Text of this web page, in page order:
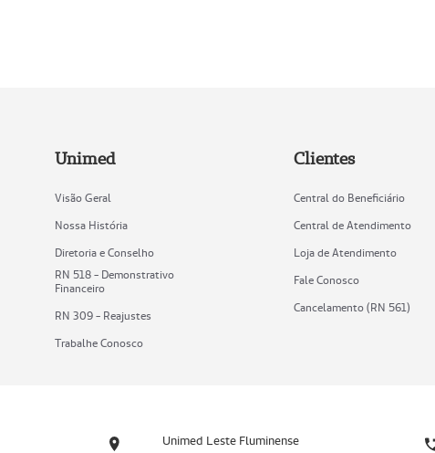
Unimed
Visão Geral
Nossa História
Diretoria e Conselho
RN 518 - Demonstrativo
Financeiro
RN 309 - Reajustes
Trabalhe Conosco
Clientes
Central do Beneficiário
Central de Atendimento
Loja de Atendimento
Fale Conosco
Cancelamento (RN 561)
Unimed Leste Fluminense